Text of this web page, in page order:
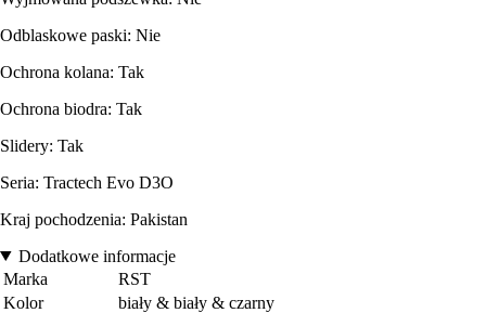
Odblaskowe paski: Nie
Ochrona kolana: Tak
Ochrona biodra: Tak
Slidery: Tak
Seria: Tractech Evo D3O
Kraj pochodzenia: Pakistan
Dodatkowe informacje
Marka
RST
Kolor
biały & biały & czarny